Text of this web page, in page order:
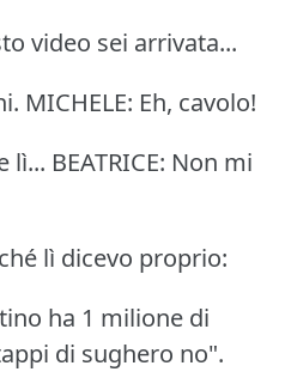
video sei arrivata...
MICHELE: Eh, cavolo!
lì... BEATRICE: Non mi
lì dicevo proprio:
ha 1 milione di
di sughero no".